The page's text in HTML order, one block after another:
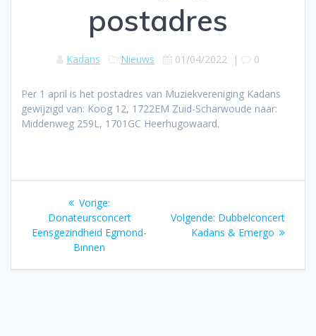
postadres
Kadans Nieuws 01/04/2022 | 0
Per 1 april is het postadres van Muziekvereniging Kadans
gewijzigd van: Koog 12, 1722EM Zuid-Scharwoude naar:
Middenweg 259L, 1701GC Heerhugowaard.
Bericht
navigatie
Vorige:
bericht:
Donateursconcert
Eensgezindheid Egmond-
Binnen
Volgende: Volgend
bericht:
Dubbelconcert
Kadans & Emergo